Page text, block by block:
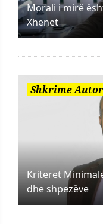
Morali i mirë
Xhenet
Shkrime
Kriteret
dhe shpezëve